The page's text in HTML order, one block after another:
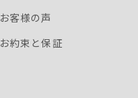
お客様の声
お約束と保証